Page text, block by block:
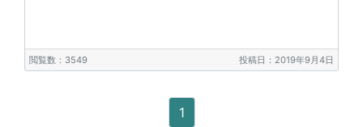
閲覧数：3549 投稿日：2019年9月4日
1